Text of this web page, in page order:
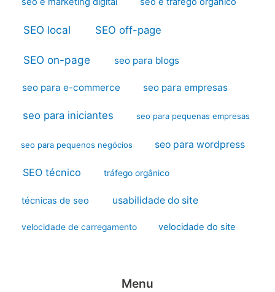
SEO local SEO off-page
SEO on-page seo para blogs
seo para e-commerce seo para empresas
seo para iniciantes seo para pequenas empresas
seo para pequenos negócios seo para wordpress
SEO técnico tráfego orgânico
técnicas de seo usabilidade do site
velocidade de carregamento velocidade do site
Menu